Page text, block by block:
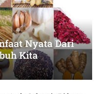
Nyata Dari
Kita